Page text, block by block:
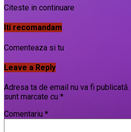
Citeste in continuare
Iti recomandam
Comenteaza si tu
Leave a Reply
Adresa ta de email nu va fi publicată.
sunt marcate cu *
Comentariu *